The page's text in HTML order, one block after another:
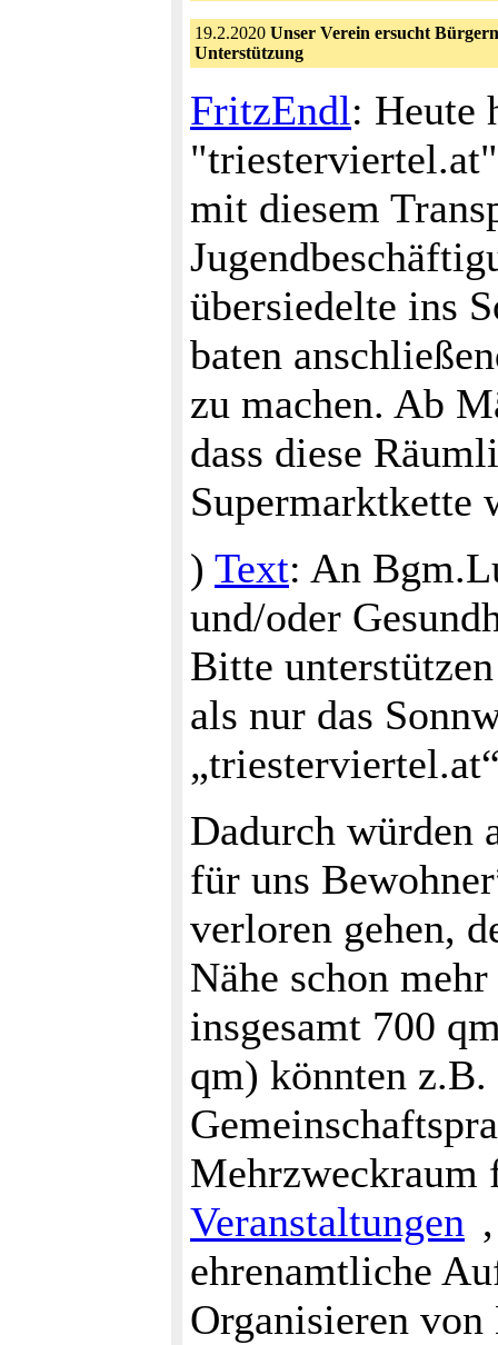
19.2.2020 Unser Verein ersucht
Unterstützung
FritzEndl: Heute
mit diesem
übersiedelte ins
baten
zu machen. Ab
dass diese
Supermarktkette
) Text: An
und/oder
Bitte
als nur das
Dadurch würden
für uns
verloren gehen,
Nähe schon
insgesamt 700
qm) könnten
Veranstaltungen
ehrenamtliche
Organisieren